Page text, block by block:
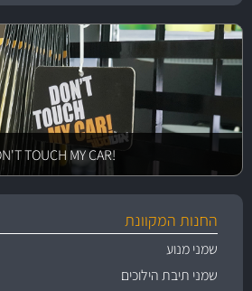
!DON'T TOUCH MY CAR
החנות המקוונת
שמני מנוע
שמני תיבת הילוכים